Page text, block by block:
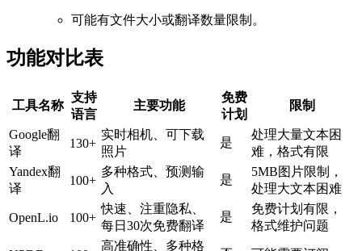
可能有文件大小或翻译数量限制。
功能对比表
工具名称
支持
语言
主要功能
免费
计划
限制
Google翻
译
130+
实时相机、可下载
照片
是
处理大量文本困
难，格式有限
Yandex翻
译
100+
多种格式、预测输
入
是
5MB图片限制，
处理大文本困难
OpenL.io 100+
快速、注重隐私、
每日30次免费翻译
是
免费计划有限，
格式维护问题
高准确性、多种格